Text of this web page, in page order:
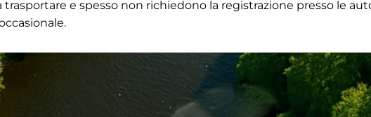
e spesso non richiedono la registrazione presso le